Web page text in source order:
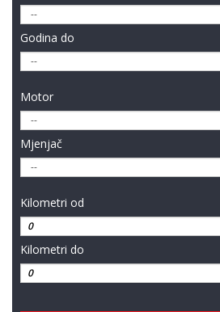
Godina do
Motor
Mjenjač
Kilometri od
Kilometri do